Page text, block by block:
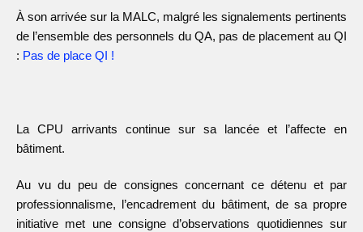
À son arrivée sur la MALC, malgré les signalements pertinents
de l’ensemble des personnels du QA, pas de placement au QI
: Pas de place QI !
La CPU arrivants continue sur sa lancée et l’affecte en
bâtiment.
Au vu du peu de consignes concernant ce détenu et par
professionnalisme, l’encadrement du bâtiment, de sa propre
initiative met une consigne d’observations quotidiennes sur